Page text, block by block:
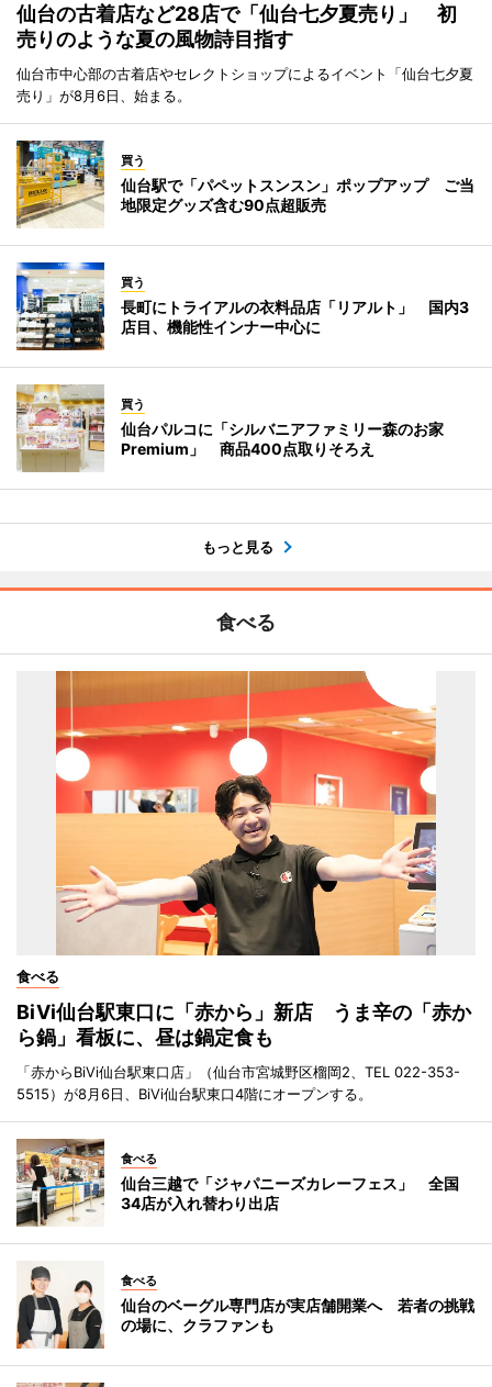
仙台の古着店など28店で「仙台七夕夏売り」 初
売りのような夏の風物詩目指す
仙台市中心部の古着店やセレクトショップによるイベント「仙台七夕夏
売り」が8月6日、始まる。
買う
仙台駅で「パペットスンスン」ポップアップ ご当
地限定グッズ含む90点超販売
買う
長町にトライアルの衣料品店「リアルト」 国内3
店目、機能性インナー中心に
買う
仙台パルコに「シルバニアファミリー森のお家
Premium」 商品400点取りそろえ
もっと見る
食べる
食べる
BiVi仙台駅東口に「赤から」新店 うま辛の「赤か
ら鍋」看板に、昼は鍋定食も
「赤からBiVi仙台駅東口店」（仙台市宮城野区榴岡2、TEL 022-353-
5515）が8月6日、BiVi仙台駅東口4階にオープンする。
食べる
仙台三越で「ジャパニーズカレーフェス」 全国
34店が入れ替わり出店
食べる
仙台のベーグル専門店が実店舗開業へ 若者の挑戦
の場に、クラファンも